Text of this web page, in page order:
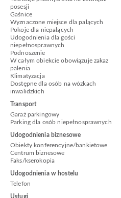
posesji
Gaśnice
Wyznaczone miejsce dla palących
Pokoje dla niepalących
Udogodnienia dla gości
niepełnosprawnych
Podnoszenie
W całym obiekcie obowiązuje zakaz
palenia
Klimatyzacja
Dostępne dla osób na wózkach
inwalidzkich
Transport
Garaż parkingowy
Parking dla osób niepełnosprawnych
Udogodnienia biznesowe
Obiekty konferencyjne/bankietowe
Centrum biznesowe
Faks/kserokopia
Udogodnienia w hostelu
Telefon
Usługi